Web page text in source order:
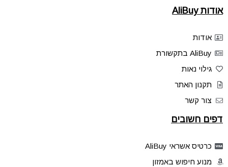
אודות AliBuy
אודות
AliBuy בתקשורת
גילוי נאות
תקנון האתר
צור קשר
דפים חשובים
כרטיס אשראי AliBuy
מנוע חיפוש באמזון